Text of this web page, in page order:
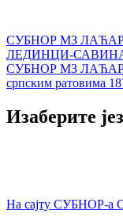
Кретање
чланка
СУБНОР МЗ
ЛЕДИНЦИ-
СУБНОР МЗ
српским ратовима
Изаберите
На сајту СУБНОР-а